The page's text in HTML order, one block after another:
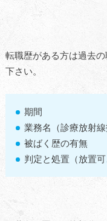
転職歴がある方は過去
下さい。
期間
業務名（診療放射線
被ばく歴の有無
判定と処置（放置可